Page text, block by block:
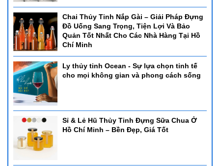
Chai Thủy Tinh Nắp Gài – Giải Pháp Đựng
Đồ Uống Sang Trọng, Tiện Lợi Và Bảo
Quản Tốt Nhất Cho Các Nhà Hàng Tại Hồ
Chí Minh
Ly thủy tinh Ocean - Sự lựa chọn tinh tế
cho mọi không gian và phong cách sống
Sỉ & Lẻ Hũ Thủy Tinh Đựng Sữa Chua Ở
Hồ Chí Minh – Bền Đẹp, Giá Tốt